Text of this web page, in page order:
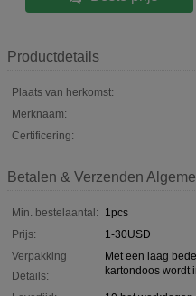
Productdetails
Plaats van herkomst:
Merknaam:
Certificering:
Betalen & Verzenden
Min. bestelaantal:
1pcs
Prijs:
1-30USD
Verpakking
Details:
Met een laag
kartondoos wordt